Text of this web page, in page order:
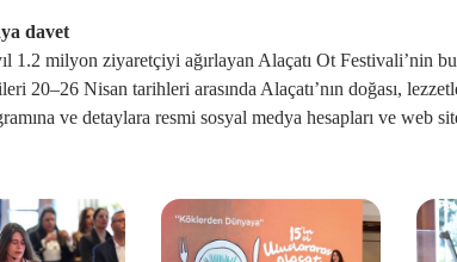
davet
1.2 milyon ziyaretçiyi ağırlayan Alaçatı Ot Festivali’nin
20–26 Nisan tarihleri arasında Alaçatı’nın doğası,
ve detaylara resmi sosyal medya hesapları ve web